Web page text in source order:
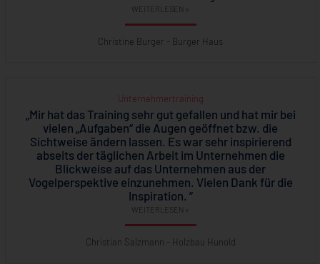
WEITERLESEN »
Christine Burger - Burger Haus
Unternehmertraining
„Mir hat das Training sehr gut gefallen und hat mir bei
vielen „Aufgaben“ die Augen geöffnet bzw. die
Sichtweise ändern lassen. Es war sehr inspirierend
abseits der täglichen Arbeit im Unternehmen die
Blickweise auf das Unternehmen aus der
Vogelperspektive einzunehmen. Vielen Dank für die
Inspiration. ”
WEITERLESEN »
Christian Salzmann - Holzbau Hunold